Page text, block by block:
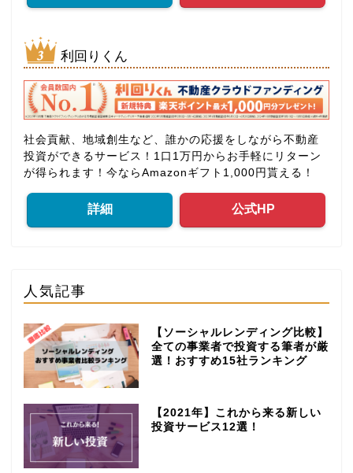
利回りくん
社会貢献、地域創生など、誰かの応援をしながら不動産
投資ができるサービス！1口1万円からお手軽にリターン
が得られます！今ならAmazonギフト1,000円貰える！
詳細 公式HP
人気記事
【ソーシャルレンディング比較】
全ての事業者で投資する筆者が厳
選！おすすめ15社ランキング
【2021年】これから来る新しい
投資サービス12選！